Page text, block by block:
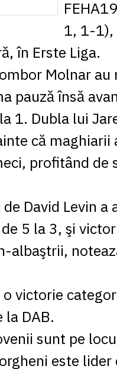
1 PLN = 1.1646
1 RSD
1 RUB
= 0.0530
= 0.4526
1 TRY = 0.1141
1 UAH= 0.1048
1 XDR= 5.9383
1 ZAR = 0.2318
1, 1-1),
în Erste Liga.
Molnar au
pauză însă
1. Dubla lui
că maghiarii
profitând de
David Levin a
5 la 3, şi
albaştrii,
o victorie
DAB.
sunt pe
este